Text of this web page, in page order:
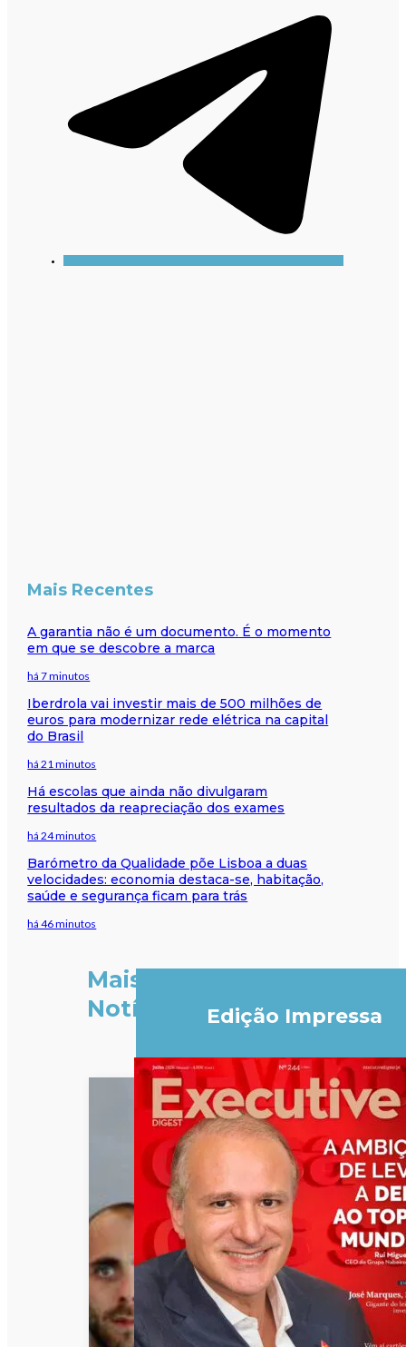
Mais Recentes
A garantia não é um documento. É o momento
em que se descobre a marca
há 7 minutos
Iberdrola vai investir mais de 500 milhões de
euros para modernizar rede elétrica na capital
do Brasil
há 21 minutos
Há escolas que ainda não divulgaram
resultados da reapreciação dos exames
há 24 minutos
Barómetro da Qualidade põe Lisboa a duas
velocidades: economia destaca-se, habitação,
saúde e segurança ficam para trás
há 46 minutos
Mais
Notícias
Edição Impressa